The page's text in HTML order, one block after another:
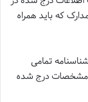
که باید همراه
تمامی
مشخصات درج شده